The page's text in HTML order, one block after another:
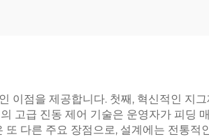
점을 제공합니다. 첫째, 혁신적인 지
고급 진동 제어 기술은 운영자가 피딩
다른 주요 장점으로, 설계에는 전통